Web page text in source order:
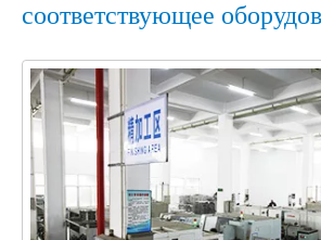
соответствующее